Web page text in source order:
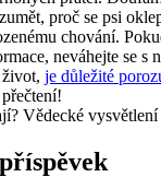
proč se psi
chování.
neváhejte se s
je důležité